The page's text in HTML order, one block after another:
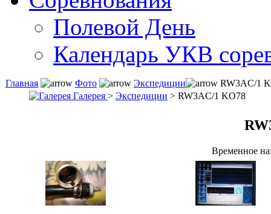
Полевой День
Календарь УКВ
Главная Фото Экспедиции
RW3AC/1
Галерея > Экспедиции > RW3AC/1 KO78
Временное